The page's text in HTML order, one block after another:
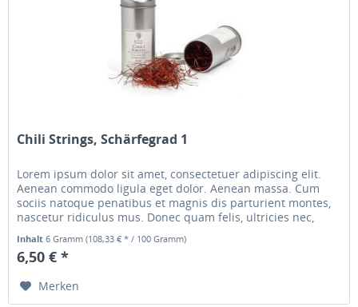
Chili Strings, Schärfegrad 1
Lorem ipsum dolor sit amet, consectetuer adipiscing elit.
Aenean commodo ligula eget dolor. Aenean massa. Cum
sociis natoque penatibus et magnis dis parturient montes,
nascetur ridiculus mus. Donec quam felis, ultricies nec,
pellentesque...
Inhalt6 Gramm(108,33 € * / 100 Gramm)
6,50 € *
Merken